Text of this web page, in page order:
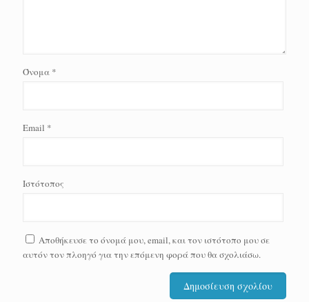
Όνομα *
Email *
Ιστότοπος
Αποθήκευσε το όνομά μου, email, και τον ιστότοπο μου σε
αυτόν τον πλοηγό για την επόμενη φορά που θα σχολιάσω.